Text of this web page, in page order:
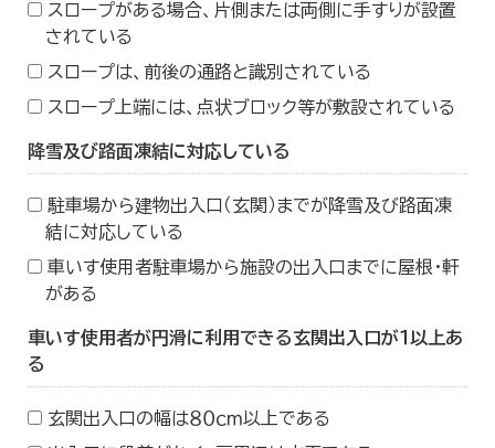
スロープがある場合、片側または両側に手すりが設置
されている
スロープは、前後の通路と識別されている
スロープ上端には、点状ブロック等が敷設されている
降雪及び路面凍結に対応している
駐車場から建物出入口（玄関）までが降雪及び路面凍
結に対応している
車いす使用者駐車場から施設の出入口までに屋根・軒
がある
車いす使用者が円滑に利用できる玄関出入口が１以上あ
る
玄関出入口の幅は８０ｃｍ以上である